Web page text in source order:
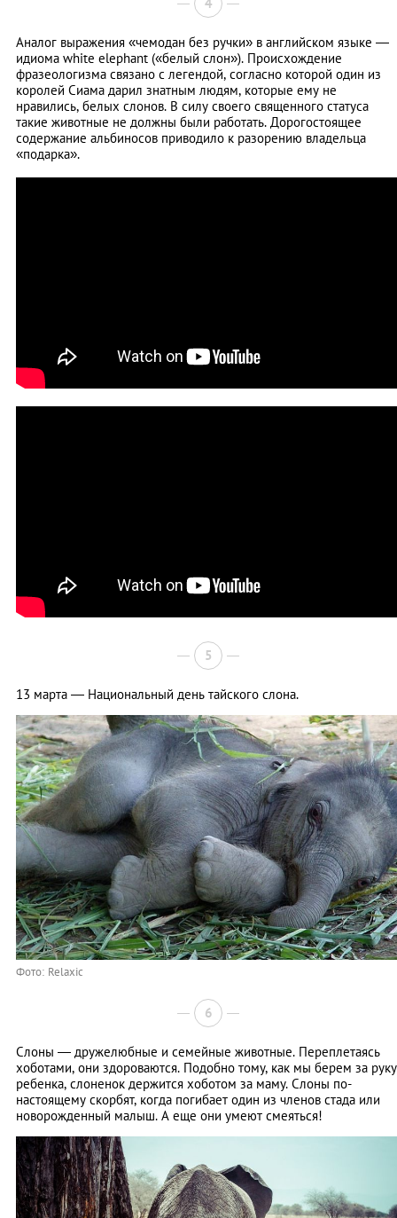
4
Аналог выражения «чемодан без ручки» в английском языке ―
идиома white elephant («белый слон»). Происхождение
фразеологизма связано с легендой, согласно которой один из
королей Сиама дарил знатным людям, которые ему не
нравились, белых слонов. В силу своего священного статуса
такие животные не должны были работать. Дорогостоящее
содержание альбиносов приводило к разорению владельца
«подарка».
5
13 марта ― Национальный день тайского слона.
Фото: Relaxic
6
Слоны ― дружелюбные и семейные животные. Переплетаясь
хоботами, они здороваются. Подобно тому, как мы берем за руку
ребенка, слоненок держится хоботом за маму. Слоны по-
настоящему скорбят, когда погибает один из членов стада или
новорожденный малыш. А еще они умеют смеяться!